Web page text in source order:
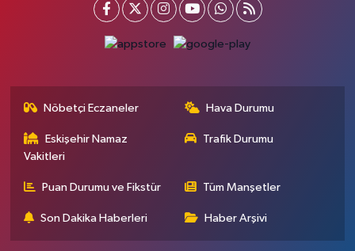
Nöbetçi Eczaneler Hava Durumu
Eskişehir Namaz
Vakitleri
Trafik Durumu
Puan Durumu ve Fikstür Tüm Manşetler
Son Dakika Haberleri Haber Arşivi